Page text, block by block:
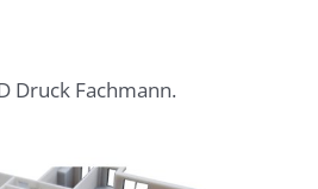
Druck Fachmann.